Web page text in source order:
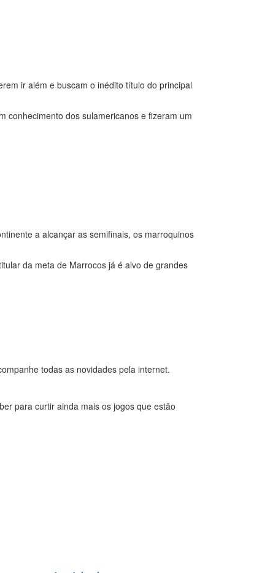
ir além e buscam o inédito título do principal
conhecimento dos sulamericanos e fizeram um
a alcançar as semifinais, os marroquinos
da meta de Marrocos já é alvo de grandes
todas as novidades pela internet.
para curtir ainda mais os jogos que estão